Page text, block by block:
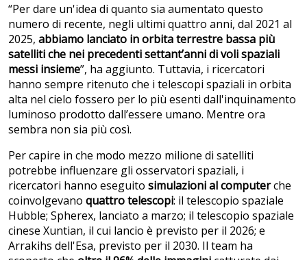
“Per dare un'idea di quanto sia aumentato questo
numero di recente, negli ultimi quattro anni, dal 2021 al
2025, abbiamo lanciato in orbita terrestre bassa più
satelliti che nei precedenti settant’anni di voli spaziali
messi insieme”, ha aggiunto. Tuttavia, i ricercatori
hanno sempre ritenuto che i telescopi spaziali in orbita
alta nel cielo fossero per lo più esenti dall'inquinamento
luminoso prodotto dall’essere umano. Mentre ora
sembra non sia più così.
Per capire in che modo mezzo milione di satelliti
potrebbe influenzare gli osservatori spaziali, i
ricercatori hanno eseguito simulazioni al computerche
coinvolgevano quattro telescopi: il telescopio spaziale
Hubble; Spherex, lanciato a marzo; il telescopio spaziale
cinese Xuntian, il cui lancio è previsto per il 2026; e
Arrakihs dell'Esa, previsto per il 2030. Il team ha